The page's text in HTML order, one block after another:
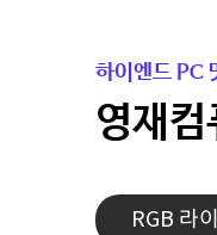
하이엔드 PC
영재
RGB 라